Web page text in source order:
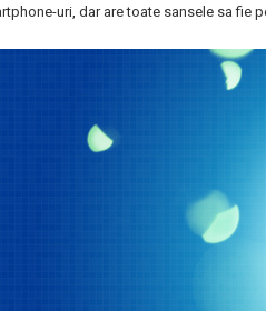
uri, dar are toate sansele sa fie